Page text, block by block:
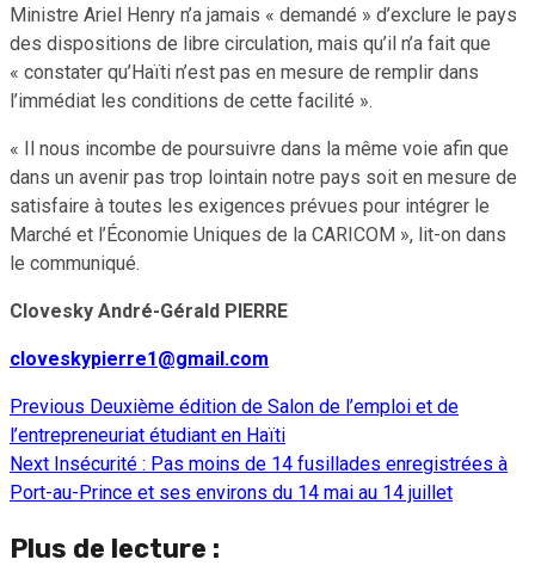
Ministre Ariel Henry n’a jamais « demandé » d’exclure le pays
des dispositions de libre circulation, mais qu’il n’a fait que
« constater qu’Haïti n’est pas en mesure de remplir dans
l’immédiat les conditions de cette facilité ».
« Il nous incombe de poursuivre dans la même voie afin que
dans un avenir pas trop lointain notre pays soit en mesure de
satisfaire à toutes les exigences prévues pour intégrer le
Marché et l’Économie Uniques de la CARICOM », lit-on dans
le communiqué.
Clovesky André-Gérald PIERRE
cloveskypierre1@gmail.com
Continue
Reading
Previous Deuxième édition de Salon de l’emploi et de
l’entrepreneuriat étudiant en Haïti
Next Insécurité : Pas moins de 14 fusillades enregistrées à
Port-au-Prince et ses environs du 14 mai au 14 juillet
Plus de lecture :